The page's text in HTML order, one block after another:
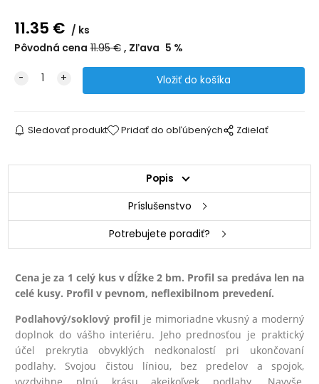
11.35 €
ks
Pôvodná cena 11.95€ Zľava 5 %
Sledovať produkt Pridať do obľúbených Zdielať
Popis
Príslušenstvo
Potrebujete poradiť?
Cena je za 1 celý kus v dĺžke 2 bm. Profil sa predáva len na
celé kusy. Profil v pevnom, neflexibilnom prevedení.
Podlahový/soklový profil je mimoriadne vkusný a moderný
doplnok do vášho interiéru. Jeho prednosťou je praktický
účel prekrytia obvyklých nedkonalostí pri ukončovaní
podlahy. Svojou čistou líniou, bez predelov a spojok,